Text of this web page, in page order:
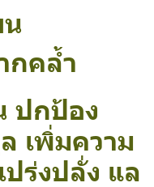
กคล้ำ
ปกป้อง
เพิ่มความ
ร่งปลั่ง แล